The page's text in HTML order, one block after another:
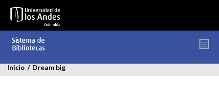
contenido
Inicio / Dream big